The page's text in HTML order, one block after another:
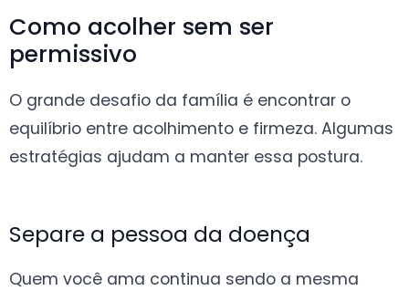
Como acolher sem ser
permissivo
O grande desafio da família é encontrar o
equilíbrio entre acolhimento e firmeza. Algumas
estratégias ajudam a manter essa postura.
Separe a pessoa da doença
Quem você ama continua sendo a mesma